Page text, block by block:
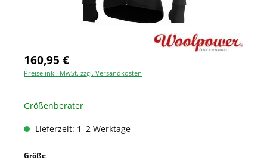
160,95 €
Preise inkl. MwSt. zzgl. Versandkosten
Größenberater
Lieferzeit: 1–2 Werktage
Größeauswählen